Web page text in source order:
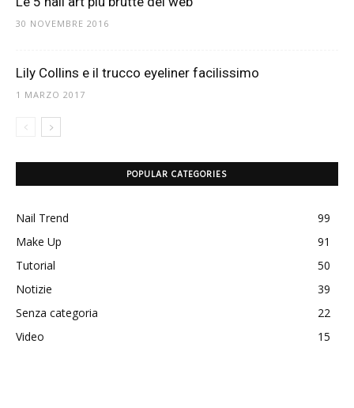
30 NOVEMBRE 2016
Lily Collins e il trucco eyeliner facilissimo
1 MARZO 2017
POPULAR CATEGORIES
Nail Trend
99
Make Up
91
Tutorial
50
Notizie
39
Senza categoria
22
Video
15